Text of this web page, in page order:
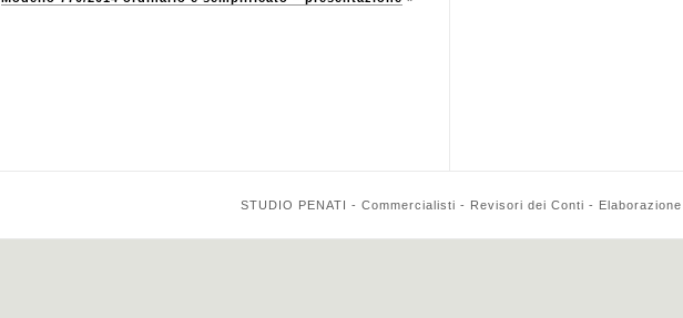
STUDIO PENATI - Commercialisti - Revisori dei Conti -